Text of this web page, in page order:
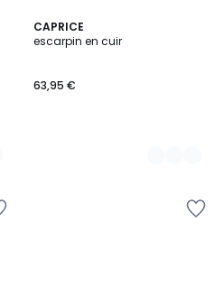
CAPRICE
escarpin en cuir
63,95 €
2
Couleurs